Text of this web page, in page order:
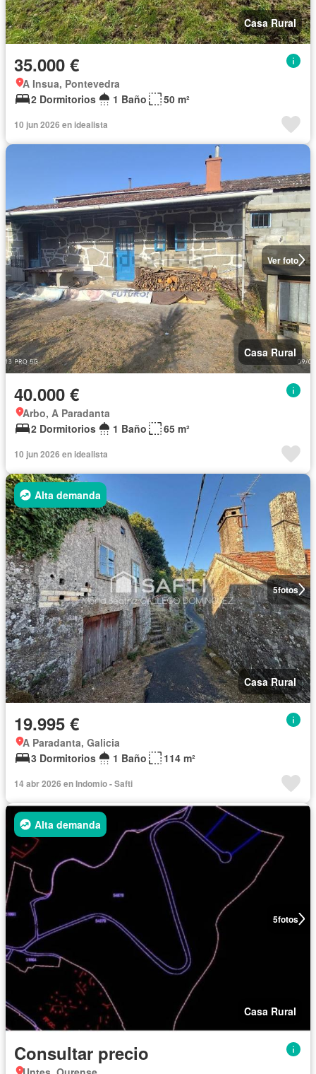
Casa Rural
35.000 €
A Insua, Pontevedra
2 Dormitorios
1 Baño 50 m²
10 jun 2026 en idealista
Ver foto
Casa Rural
40.000 €
Arbo, A Paradanta
2 Dormitorios
1 Baño 65 m²
10 jun 2026 en idealista
5fotos
Alta demanda
Casa Rural
19.995 €
A Paradanta, Galicia
3 Dormitorios
1 Baño 114 m²
14 abr 2026 en Indomio - Safti
5fotos
Alta demanda
Casa Rural
Consultar precio